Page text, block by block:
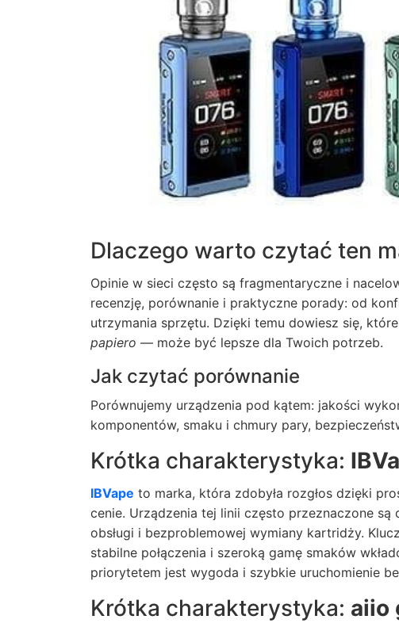
Dlaczego warto czytać ten
Opinie w sieci często są fragmentaryczne i
recenzję, porównanie i praktyczne porady: od
utrzymania sprzętu. Dzięki temu dowiesz się,
papiero — może być lepsze dla Twoich potrzeb.
Jak czytać porównanie
Porównujemy urządzenia pod kątem: jakości
komponentów, smaku i chmury pary,
Krótka charakterystyka:
IBVape to marka, która zdobyła rozgłos dzięki
cenie. Urządzenia tej linii często przeznaczone
obsługi i bezproblemowej wymiany kartridży.
stabilne połączenia i szeroką gamę smaków
priorytetem jest wygoda i szybkie uruchomienie
Krótka charakterystyka: aiio